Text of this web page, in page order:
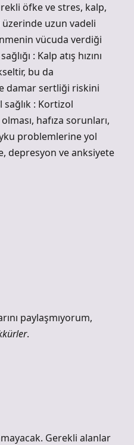
öfke ve stres, kalp,
üzerinde uzun vadeli
vücuda verdiği
: Kalp atış hızını
bu da
damar sertliği riskini
sağlık : Kortizol
hafıza sorunları,
problemlerine yol
depresyon ve anksiyete
paylaşmıyorum,
.
Gerekli alanlar